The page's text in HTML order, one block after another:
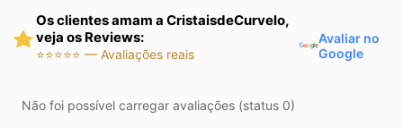
Os clientes amam a CristaisdeCurvelo,
veja os Reviews:
⭐⭐⭐⭐⭐ — Avaliações reais
Avaliar no
Google
Não foi possível carregar avaliações (status 0)